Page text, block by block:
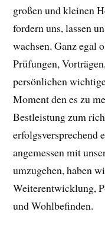
großen und kleinen
fordern uns, lassen
wachsen. Ganz egal
Prüfungen,
persönlichen
Moment den es zu
Bestleistung zum
erfolgsversprechend
angemessen mit
umzugehen, haben
Weiterentwicklung,
und Wohlbefinden.